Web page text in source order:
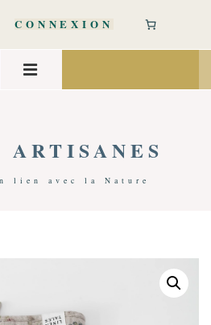
CONNEXION
ARTISANES
lien avec la Nature